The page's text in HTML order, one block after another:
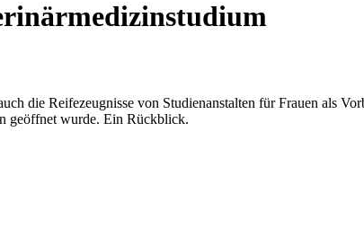
die Reifezeugnisse von Studienanstalten für Frauen als
geöffnet wurde. Ein Rückblick.